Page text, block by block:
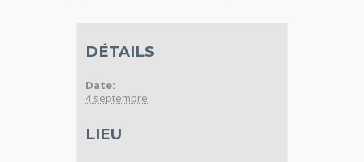
DÉTAILS
Date:
4 septembre
LIEU